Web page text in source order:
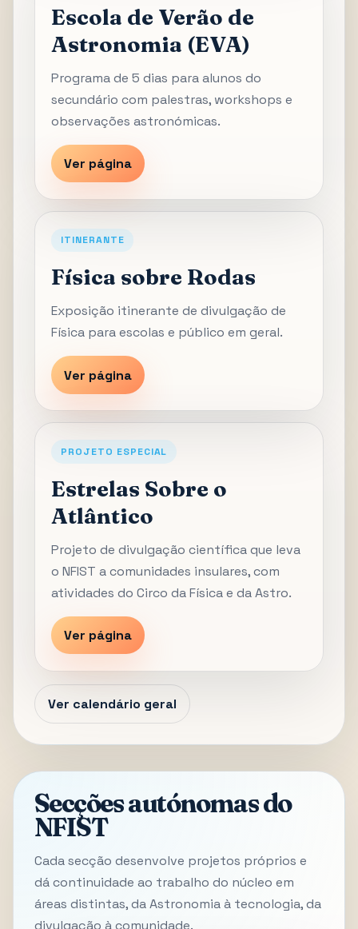
Escola de Verão de
Astronomia (EVA)
Programa de 5 dias para alunos do
secundário com palestras, workshops e
observações astronómicas.
Ver página
ITINERANTE
Física sobre Rodas
Exposição itinerante de divulgação de
Física para escolas e público em geral.
Ver página
PROJETO ESPECIAL
Estrelas Sobre o
Atlântico
Projeto de divulgação científica que leva
o NFIST a comunidades insulares, com
atividades do Circo da Física e da Astro.
Ver página
Ver calendário geral
Secções autónomas do
NFIST
Cada secção desenvolve projetos próprios e
dá continuidade ao trabalho do núcleo em
áreas distintas, da Astronomia à tecnologia, da
divulgação à comunidade.